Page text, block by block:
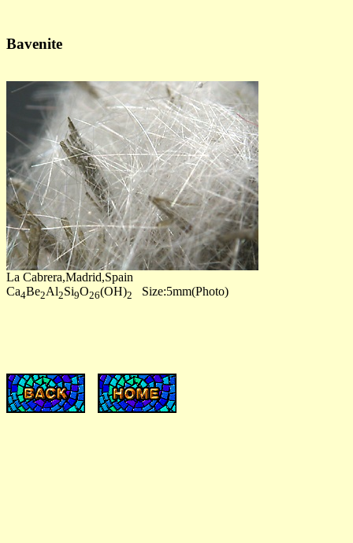
Bavenite
La Cabrera,Madrid,Spain
Ca4Be2Al2Si9O26(OH)2 Size:5mm(Photo)